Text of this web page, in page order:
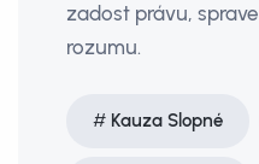
zadost právu,
rozumu.
Kauza Slopné